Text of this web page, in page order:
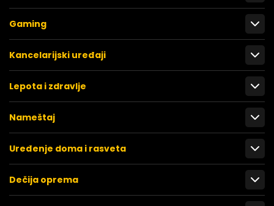
Gaming
Kancelarijski uređaji
Lepota i zdravlje
Nameštaj
Uređenje doma i rasveta
Dečija oprema